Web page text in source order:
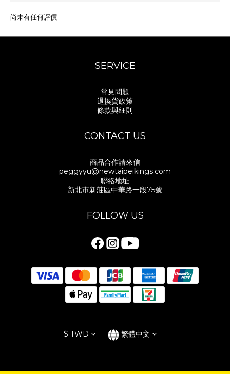
尚未有任何評價
SERVICE
常見問題
退換貨政策
條款與細則
CONTACT US
商品合作請來信
peggyyu@newtaipeikings.com
聯絡地址
新北市新莊區中華路一段75號
FOLLOW US
$ TWD 繁體中文